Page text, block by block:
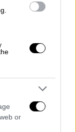
or
με το
Όλως
τον ΣΔΟΕ
μας,
μάχη
με το
της